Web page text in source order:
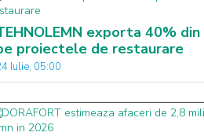
exporta 40%
proiectele de restaurare
Iulie, 05:00